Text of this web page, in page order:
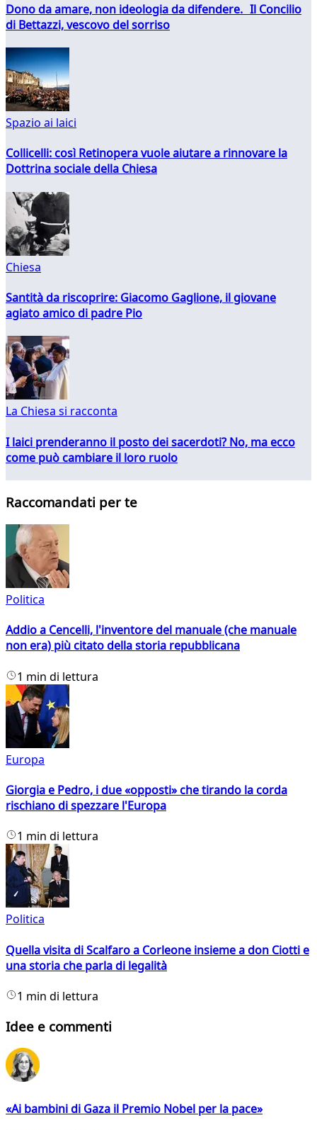
Dono da amare, non ideologia da difendere. Il Concilio
di Bettazzi, vescovo del sorriso
Spazio ai laici
Collicelli: così Retinopera vuole aiutare a rinnovare la
Dottrina sociale della Chiesa
Chiesa
Santità da riscoprire: Giacomo Gaglione, il giovane
agiato amico di padre Pio
La Chiesa si racconta
I laici prenderanno il posto dei sacerdoti? No, ma ecco
come può cambiare il loro ruolo
Raccomandati per te
Politica
Addio a Cencelli, l'inventore del manuale (che manuale
non era) più citato della storia repubblicana
1 min di lettura
Europa
Giorgia e Pedro, i due «opposti» che tirando la corda
rischiano di spezzare l'Europa
1 min di lettura
Politica
Quella visita di Scalfaro a Corleone insieme a don Ciotti e
una storia che parla di legalità
1 min di lettura
Idee e commenti
«Ai bambini di Gaza il Premio Nobel per la pace»